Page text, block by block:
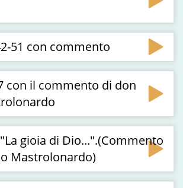
51 con commento
con il commento di don
gioia di Dio...".(Commento
Mastrolonardo)